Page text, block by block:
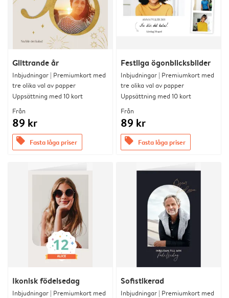
Glittrande år
Inbjudningar | Premiumkort med
tre olika val av papper
Uppsättning med 10 kort
Från
89 kr
offers Fasta låga priser
Festliga ögonblicksbilder
Inbjudningar | Premiumkort med
tre olika val av papper
Uppsättning med 10 kort
Från
89 kr
offers Fasta låga priser
Ikonisk födelsedag
Inbjudningar | Premiumkort med
Sofistikerad
Inbjudningar | Premiumkort med